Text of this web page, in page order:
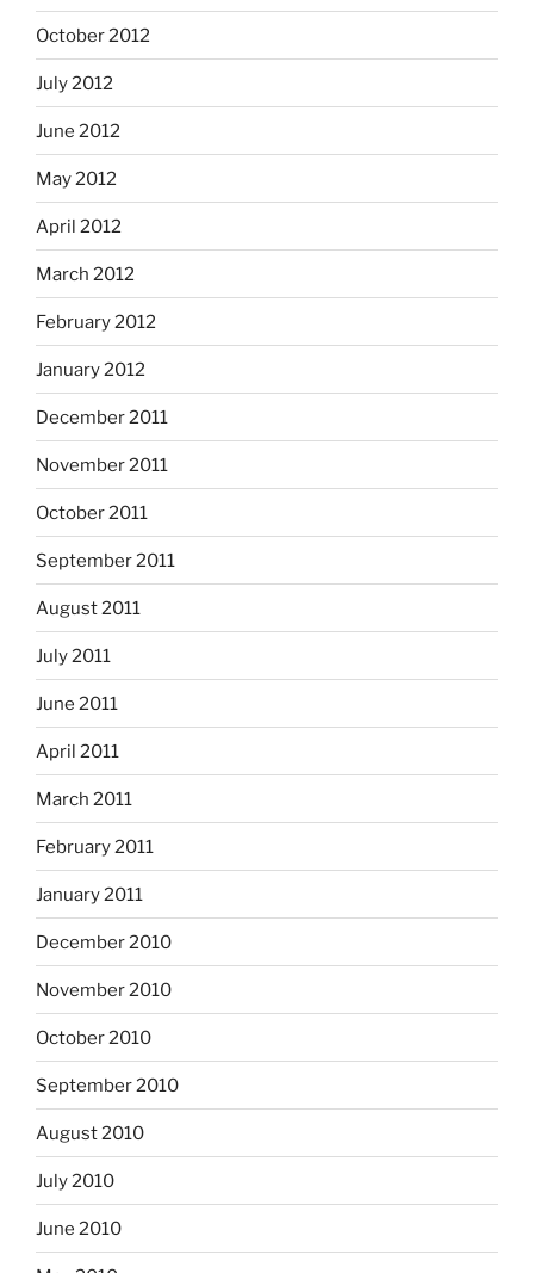
October 2012
July 2012
June 2012
May 2012
April 2012
March 2012
February 2012
January 2012
December 2011
November 2011
October 2011
September 2011
August 2011
July 2011
June 2011
April 2011
March 2011
February 2011
January 2011
December 2010
November 2010
October 2010
September 2010
August 2010
July 2010
June 2010